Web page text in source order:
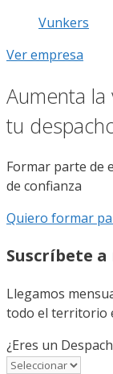
Vunkers
Ver empresa
Aumenta
tu
Formar parte de
de confianza
Quiero formar
Suscríbete a
Llegamos
todo el territorio
¿Eres un